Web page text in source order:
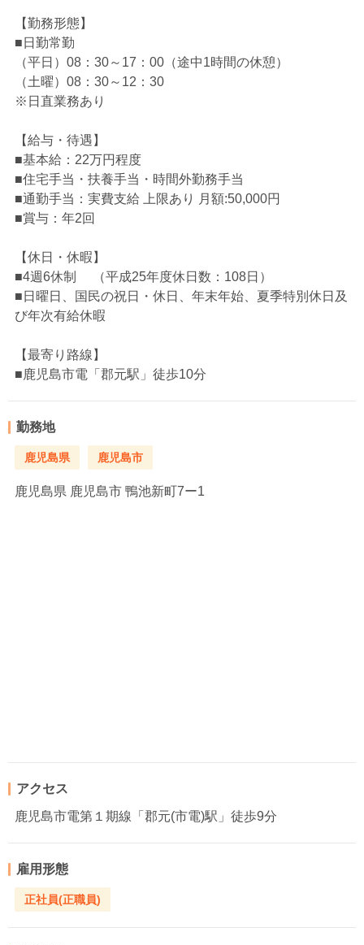
【勤務形態】
■日勤常勤
（平日）08：30～17：00（途中1時間の休憩）
（土曜）08：30～12：30
※日直業務あり
【給与・待遇】
■基本給：22万円程度
■住宅手当・扶養手当・時間外勤務手当
■通勤手当：実費支給 上限あり 月額:50,000円
■賞与：年2回
【休日・休暇】
■4週6休制 （平成25年度休日数：108日）
■日曜日、国民の祝日・休日、年末年始、夏季特別休日及
び年次有給休暇
【最寄り路線】
■鹿児島市電「郡元駅」徒歩10分
勤務地
鹿児島県 鹿児島市
鹿児島県 鹿児島市 鴨池新町7ー1
アクセス
鹿児島市電第１期線「郡元(市電)駅」徒歩9分
雇用形態
正社員(正職員)